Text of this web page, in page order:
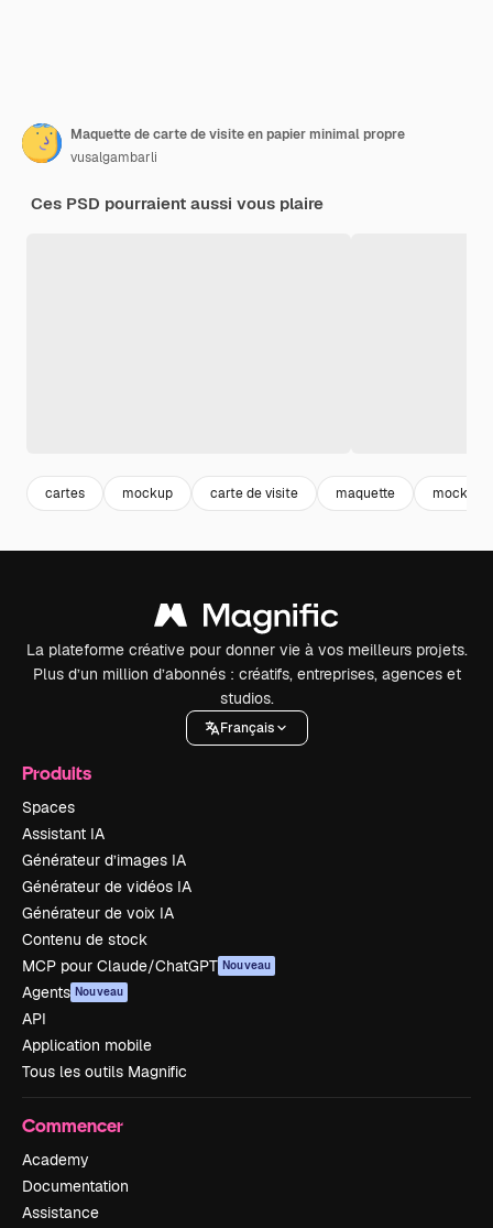
Maquette de carte de visite en papier minimal propre
vusalgambarli
Ces PSD pourraient aussi vous plaire
cartes mockup carte de visite maquette mockup
La plateforme créative pour donner vie à vos meilleurs projets.
Plus d’un million d’abonnés : créatifs, entreprises, agences et
studios.
Français
Produits
Spaces
Assistant IA
Générateur d’images IA
Générateur de vidéos IA
Générateur de voix IA
Contenu de stock
MCP pour Claude/ChatGPT Nouveau
Agents Nouveau
API
Application mobile
Tous les outils Magnific
Commencer
Academy
Documentation
Assistance